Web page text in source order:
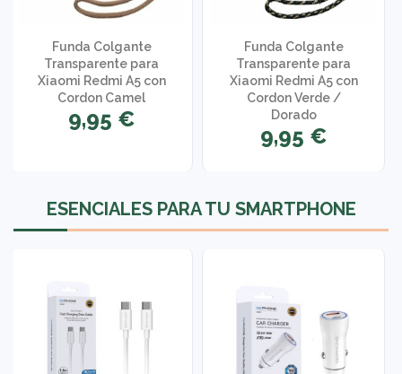
Funda Colgante
Transparente para
Xiaomi Redmi A5 con
Cordon Camel
9,95 €
Funda Colgante
Transparente para
Xiaomi Redmi A5 con
Cordon Verde /
Dorado
9,95 €
ESENCIALES PARA TU SMARTPHONE